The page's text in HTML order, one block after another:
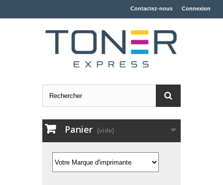
Connexion
Contactez-nous
Panier (vide)